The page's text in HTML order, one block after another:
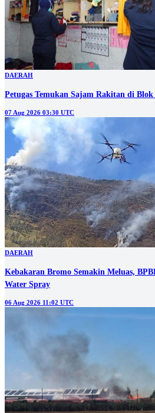
DAERAH
Petugas Temukan Sajam Rakitan di
07 Aug 2026 03:30 UTC
DAERAH
Kebakaran Bromo Semakin Meluas,
Water Spray
06 Aug 2026 11:02 UTC